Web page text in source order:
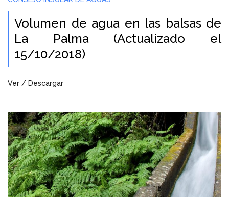
Volumen de agua en las balsas de
La Palma (Actualizado el
15/10/2018)
Ver / Descargar